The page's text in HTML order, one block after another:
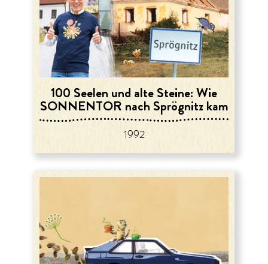
100 Seelen und alte Steine: Wie
SONNENTOR nach Sprögnitz kam
1992